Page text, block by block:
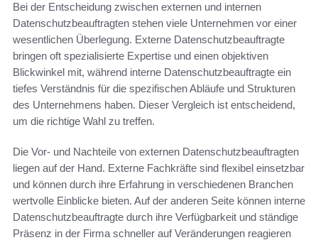
Bei der Entscheidung zwischen externen und internen
Datenschutzbeauftragten stehen viele Unternehmen vor einer
wesentlichen Überlegung. Externe Datenschutzbeauftragte
bringen oft spezialisierte Expertise und einen objektiven
Blickwinkel mit, während interne Datenschutzbeauftragte ein
tiefes Verständnis für die spezifischen Abläufe und Strukturen
des Unternehmens haben. Dieser Vergleich ist entscheidend,
um die richtige Wahl zu treffen.
Die Vor- und Nachteile von externen Datenschutzbeauftragten
liegen auf der Hand. Externe Fachkräfte sind flexibel einsetzbar
und können durch ihre Erfahrung in verschiedenen Branchen
wertvolle Einblicke bieten. Auf der anderen Seite können interne
Datenschutzbeauftragte durch ihre Verfügbarkeit und ständige
Präsenz in der Firma schneller auf Veränderungen reagieren